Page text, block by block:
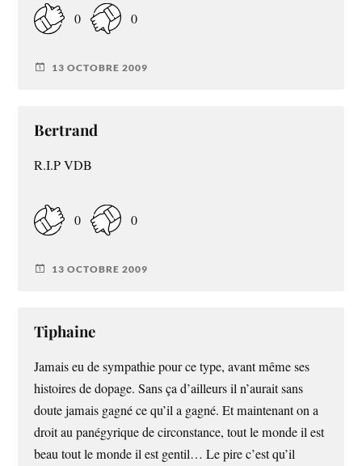
0 0
13 OCTOBRE 2009
Bertrand
R.I.P VDB
0 0
13 OCTOBRE 2009
Tiphaine
Jamais eu de sympathie pour ce type, avant même ses
histoires de dopage. Sans ça d’ailleurs il n’aurait sans
doute jamais gagné ce qu’il a gagné. Et maintenant on a
droit au panégyrique de circonstance, tout le monde il est
beau tout le monde il est gentil… Le pire c’est qu’il